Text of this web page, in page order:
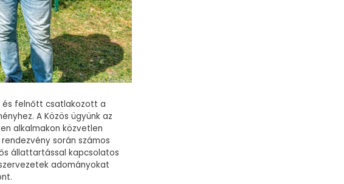
és felnőtt csatlakozott a
A Közös ügyünk az
alkalmakon közvetlen
során számos
állattartással kapcsolatos
adományokat